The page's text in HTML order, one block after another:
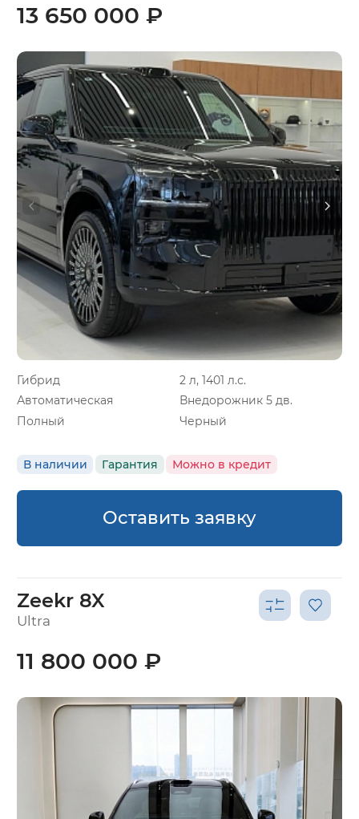
Гибрид
2 л, 1401 л.с.
Автоматическая
Внедорожник 5 дв.
Полный
Черный
В наличии Гарантия Можно в кредит
13 650 000 ₽
Оставить заявку
Zeekr 8X
Ultra
11 800 000 ₽